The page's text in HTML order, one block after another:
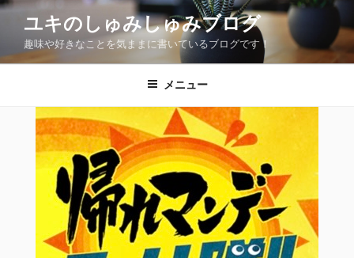
コ
ン
ユキのしゅみしゅみブログ
趣味や好きなことを気ままに書いているブログです！
メニュー